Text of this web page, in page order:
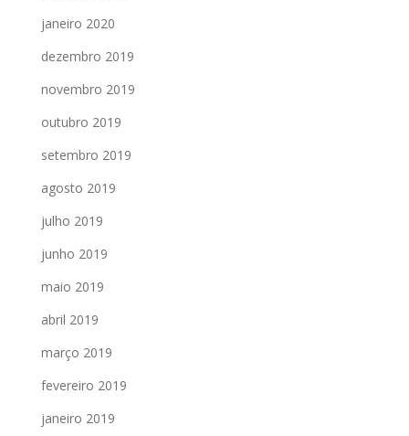
janeiro 2020
dezembro 2019
novembro 2019
outubro 2019
setembro 2019
agosto 2019
julho 2019
junho 2019
maio 2019
abril 2019
março 2019
fevereiro 2019
janeiro 2019